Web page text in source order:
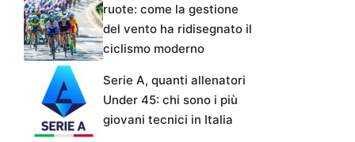
ruote: come la gestione
del vento ha ridisegnato il
ciclismo moderno
Serie A, quanti allenatori
Under 45: chi sono i più
giovani tecnici in Italia